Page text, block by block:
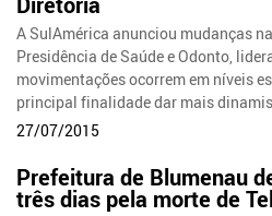
A SulAmérica anunciou mudanças
Presidência de Saúde e Odonto,
movimentações ocorrem em níveis
principal finalidade dar mais
27/07/2015
Prefeitura de Blumenau
três dias pela morte de